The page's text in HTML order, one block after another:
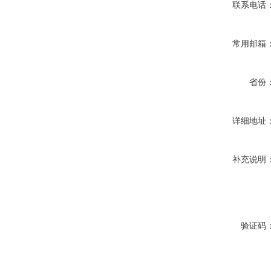
联系电话
常用邮箱
省份
详细地址
补充说明
验证码